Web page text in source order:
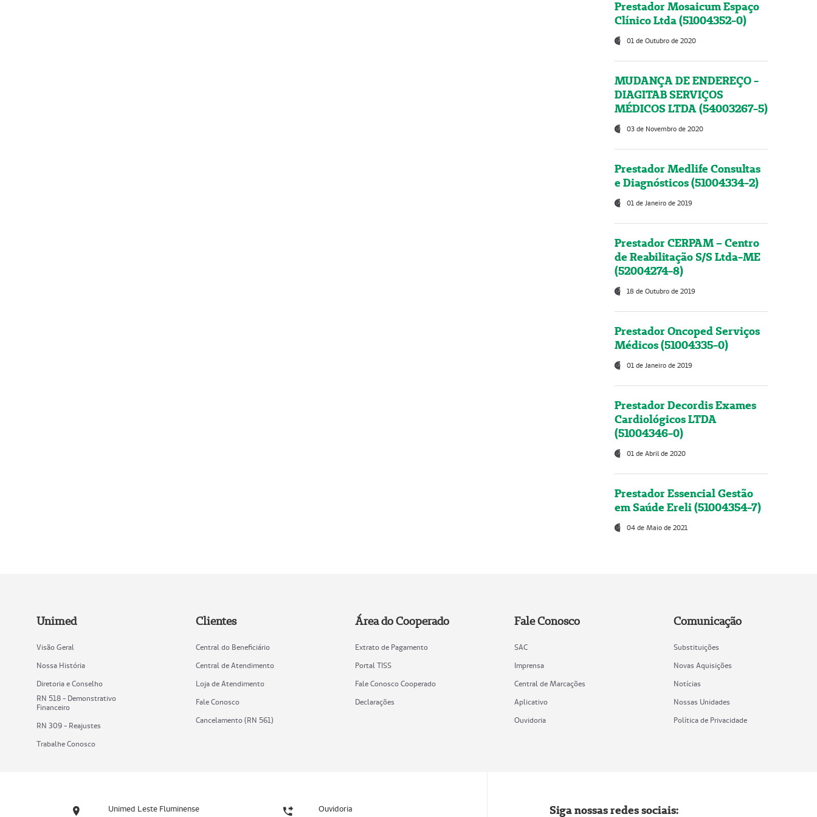
Prestador Mosaicum Espaço
Clínico Ltda (51004352-0)
01 de Outubro de 2020
MUDANÇA DE ENDEREÇO -
DIAGITAB SERVIÇOS
MÉDICOS LTDA (54003267-5)
03 de Novembro de 2020
Prestador Medlife Consultas
e Diagnósticos (51004334-2)
01 de Janeiro de 2019
Prestador CERPAM – Centro
de Reabilitação S/S Ltda-ME
(52004274-8)
18 de Outubro de 2019
Prestador Oncoped Serviços
Médicos (51004335-0)
01 de Janeiro de 2019
Prestador Decordis Exames
Cardiológicos LTDA
(51004346-0)
01 de Abril de 2020
Prestador Essencial Gestão
em Saúde Ereli (51004354-7)
04 de Maio de 2021
Unimed
Visão Geral
Nossa História
Diretoria e Conselho
RN 518 - Demonstrativo
Financeiro
RN 309 - Reajustes
Trabalhe Conosco
Clientes
Central do Beneficiário
Central de Atendimento
Loja de Atendimento
Fale Conosco
Cancelamento (RN 561)
Área do Cooperado
Extrato de Pagamento
Portal TISS
Fale Conosco Cooperado
Declarações
Fale Conosco
SAC
Imprensa
Central de Marcações
Aplicativo
Ouvidoria
Comunicação
Substituições
Novas Aquisições
Notícias
Nossas Unidades
Política de Privacidade
Unimed Leste Fluminense Ouvidoria Siga nossas redes sociais: